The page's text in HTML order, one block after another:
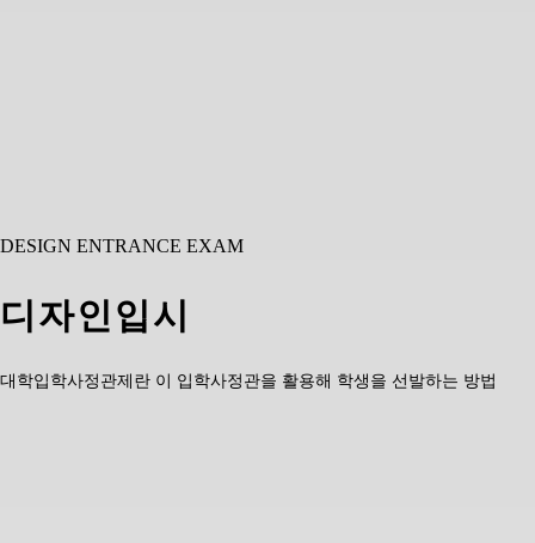
DESIGN ENTRANCE EXAM
디자인입시
대학입학사정관제란 이 입학사정관을 활용해 학생을 선발하는 방법